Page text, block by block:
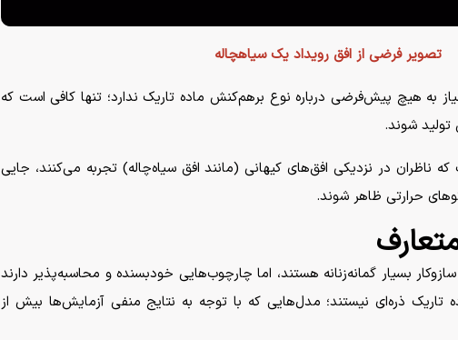
تصویر فرضی از افق رویداد یک سیاهچاله
به هیچ پیش‌فرضی درباره نوع برهم‌کنش ماده تاریک ندارد؛ تنها کافی است که
تولید شوند.
که ناظران در نزدیکی افق‌های کیهانی (مانند افق سیاه‌چاله) تجربه می‌کنند، جایی
حرارتی ظاهر شوند.
بسیار گمانه‌زنانه هستند، اما چارچوب‌هایی خودبسنده و محاسبه‌پذیر دارند
تاریک ذره‌ای نیستند؛ مدل‌هایی که با توجه به نتایج منفی آزمایش‌ها بیش از